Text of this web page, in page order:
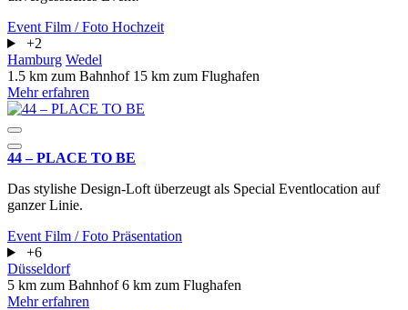
Event Film / Foto Hochzeit
+2
Hamburg Wedel
1.5 km zum Bahnhof 15 km zum Flughafen
Mehr erfahren
44 – PLACE TO BE
Das stylishe Design-Loft überzeugt als Special Eventlocation auf
ganzer Linie.
Event Film / Foto Präsentation
+6
Düsseldorf
5 km zum Bahnhof6 km zum Flughafen
Mehr erfahren